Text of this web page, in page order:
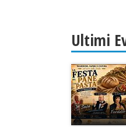
Ultimi